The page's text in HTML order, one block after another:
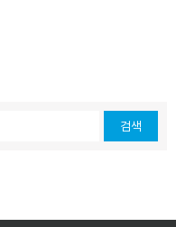
검색